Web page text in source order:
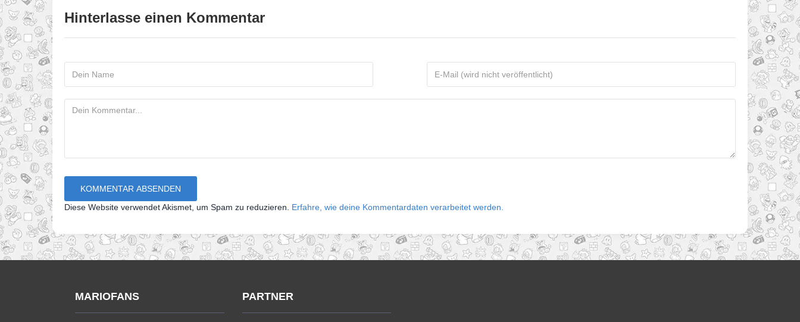
Hinterlasse einen Kommentar
Diese Website verwendet Akismet, um Spam zu reduzieren. Erfahre, wie deine Kommentardaten verarbeitet werden.
MARIOFANS PARTNER